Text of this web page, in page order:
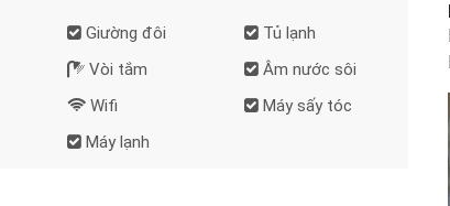
Giường đôi
Vòi tắm
Wifi
Máy lạnh
Tủ lạnh
Âm nước sôi
Máy sấy tóc